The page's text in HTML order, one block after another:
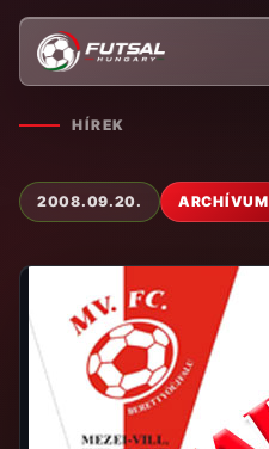
HÍREK
2008.09.20. ARCHÍVUM